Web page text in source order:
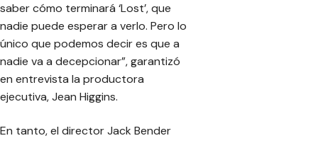
saber cómo terminará ‘Lost’, que
nadie puede esperar a verlo. Pero lo
único que podemos decir es que a
nadie va a decepcionar”, garantizó
en entrevista la productora
ejecutiva, Jean Higgins.
En tanto, el director Jack Bender